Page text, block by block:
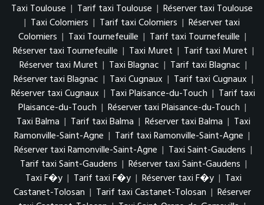
Taxi Toulouse | Tarif taxi Toulouse | Réserver taxi Toulouse
| Taxi Colomiers | Tarif taxi Colomiers | Réserver taxi
Colomiers | Taxi Tournefeuille | Tarif taxi Tournefeuille |
Réserver taxi Tournefeuille | Taxi Muret | Tarif taxi Muret |
Réserver taxi Muret | Taxi Blagnac | Tarif taxi Blagnac |
Réserver taxi Blagnac | Taxi Cugnaux | Tarif taxi Cugnaux |
Réserver taxi Cugnaux | Taxi Plaisance-du-Touch | Tarif taxi
Plaisance-du-Touch | Réserver taxi Plaisance-du-Touch |
Taxi Balma | Tarif taxi Balma | Réserver taxi Balma | Taxi
Ramonville-Saint-Agne | Tarif taxi Ramonville-Saint-Agne |
Réserver taxi Ramonville-Saint-Agne | Taxi Saint-Gaudens |
Tarif taxi Saint-Gaudens | Réserver taxi Saint-Gaudens |
Taxi F�y | Tarif taxi F�y | Réserver taxi F�y | Taxi
Castanet-Tolosan | Tarif taxi Castanet-Tolosan | Réserver